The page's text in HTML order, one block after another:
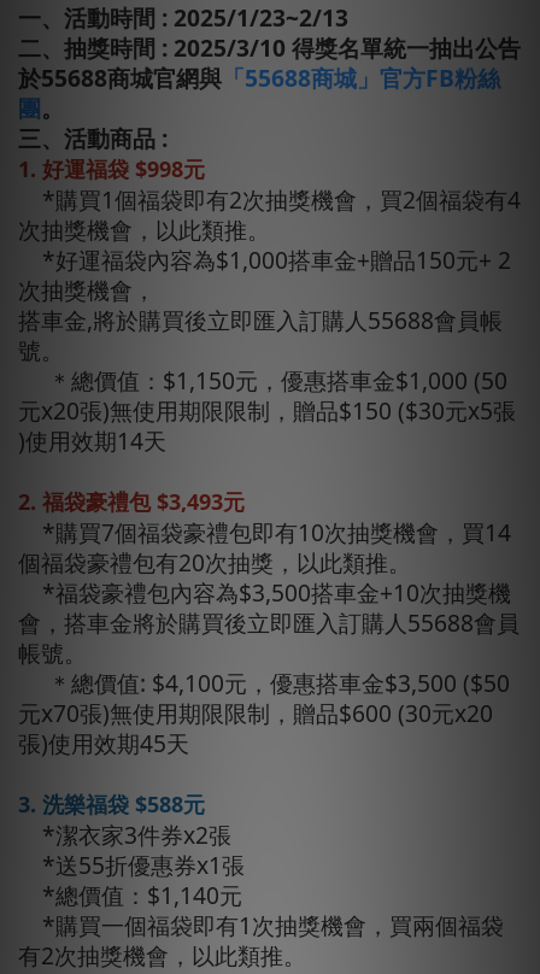
一、活動時間 : 2025/1/23~2/13
二、抽獎時間 : 2025/3/10 得獎名單統一抽出公告
於55688商城官網與 「55688商城」官方FB粉絲
團。
三、活動商品 :
1. 好運福袋 $998元
*購買1個福袋即有2次抽獎機會，買2個福袋有4
次抽獎機會，以此類推。
*好運福袋內容為$1,000搭車金+贈品150元+ 2
次抽獎機會，
搭車金,將於購買後立即匯入訂購人55688會員帳
號。
＊總價值：$1,150元，優惠搭車金$1,000 (50
元x20張)無使用期限限制，贈品$150 ($30元x5張
)使用效期14天
2. 福袋豪禮包 $3,493元
*購買7個福袋豪禮包即有10次抽獎機會，買14
個福袋豪禮包有20次抽獎，以此類推。
*福袋豪禮包內容為$3,500搭車金+10次抽獎機
會，搭車金將於購買後立即匯入訂購人55688會員
帳號。
＊總價值: $4,100元，優惠搭車金$3,500 ($50
元x70張)無使用期限限制，贈品$600 (30元x20
張)使用效期45天
3. 洗樂福袋 $588元
*潔衣家3件券x2張
*送55折優惠券x1張
*總價值：$1,140元
*購買一個福袋即有1次抽獎機會，買兩個福袋
有2次抽獎機會，以此類推。